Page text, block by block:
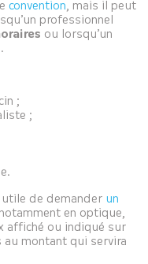
convention, mais il peut
professionnel
ou lorsqu’un
;
;
utile de demander un
en optique,
affiché ou indiqué sur
au montant qui servira